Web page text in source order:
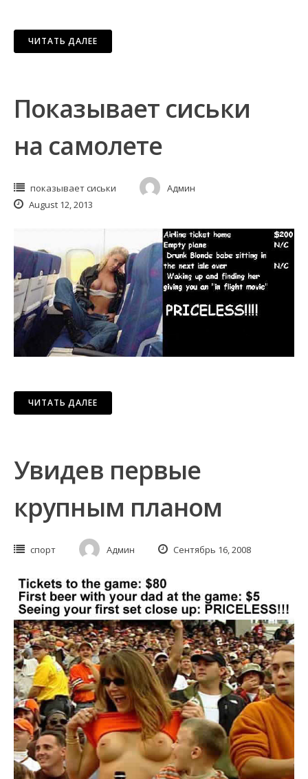
ЧИТАТЬ ДАЛЕЕ
Показывает сиськи
на самолете
показывает сиськи
Админ
August 12, 2013
ЧИТАТЬ ДАЛЕЕ
Увидев первые
крупным планом
спорт Админ Сентябрь 16, 2008